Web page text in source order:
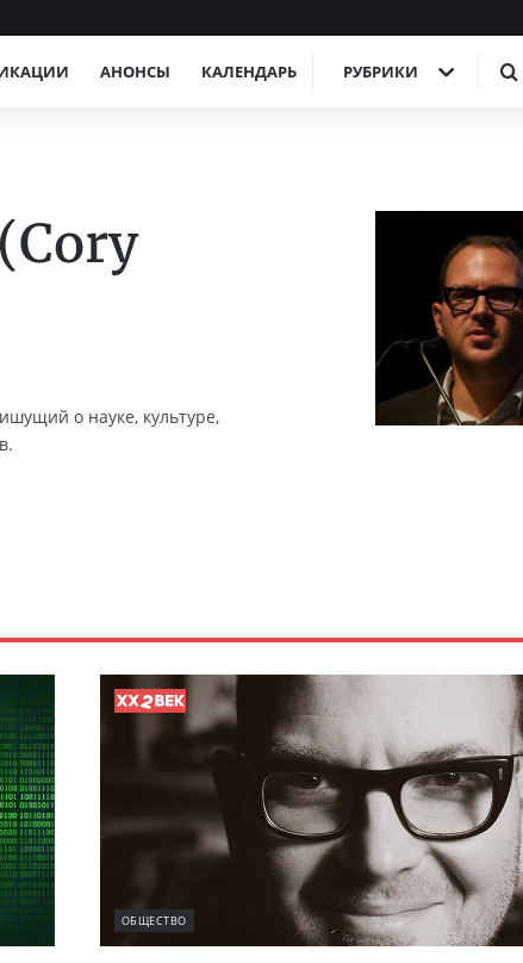
АНОНСЫ КАЛЕНДАРЬ РУБРИКИ
о науке, культуре,
ОБЩЕСТВО